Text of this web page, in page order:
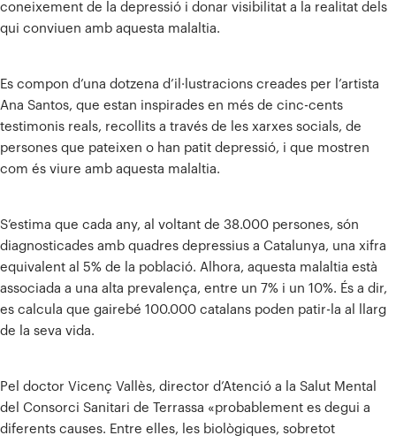
coneixement de la depressió i donar visibilitat a la realitat dels
qui conviuen amb aquesta malaltia.
Es compon d’una dotzena d’il·lustracions creades per l’artista
Ana Santos, que estan inspirades en més de cinc-cents
testimonis reals, recollits a través de les xarxes socials, de
persones que pateixen o han patit depressió, i que mostren
com és viure amb aquesta malaltia.
S’estima que cada any, al voltant de 38.000 persones, són
diagnosticades amb quadres depressius a Catalunya, una xifra
equivalent al 5% de la població. Alhora, aquesta malaltia està
associada a una alta prevalença, entre un 7% i un 10%. És a dir,
es calcula que gairebé 100.000 catalans poden patir-la al llarg
de la seva vida.
Pel doctor Vicenç Vallès, director d’Atenció a la Salut Mental
del Consorci Sanitari de Terrassa «probablement es degui a
diferents causes. Entre elles, les biològiques, sobretot